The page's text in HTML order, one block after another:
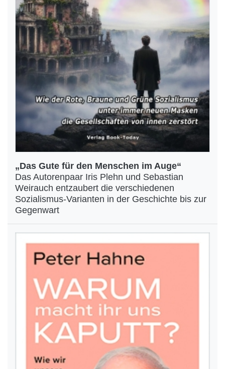
„Das Gute für den Menschen im Auge“
Das Autorenpaar Iris Plehn und Sebastian
Weirauch entzaubert die verschiedenen
Sozialismus-Varianten in der Geschichte bis zur
Gegenwart